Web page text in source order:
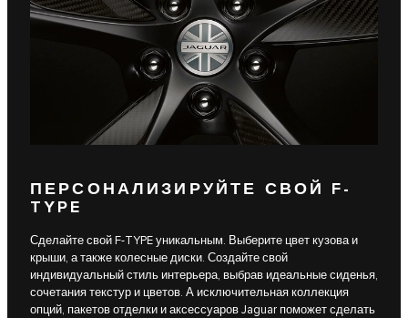
ПЕРСОНАЛИЗИРУЙТЕ СВОЙ F-
TYPE
Сделайте свой F-TYPE уникальным. Выберите цвет кузова и
крыши, а также колесные диски. Создайте свой
индивидуальный стиль интерьера, выбрав идеальные сиденья,
сочетания текстур и цветов. А исключительная коллекция
опций, пакетов отделки и аксессуаров Jaguar поможет сделать